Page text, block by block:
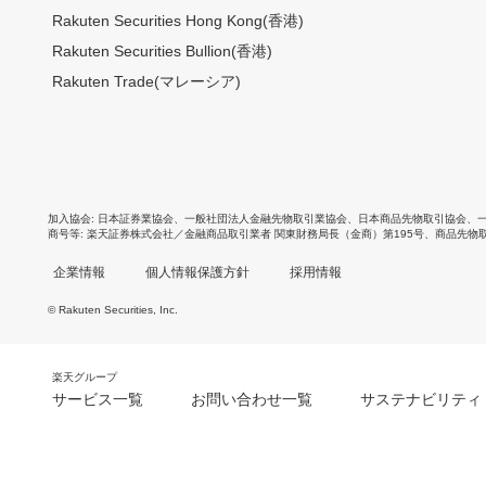
Rakuten Securities Hong Kong(香港)
Rakuten Securities Bullion(香港)
Rakuten Trade(マレーシア)
加入協会 日本証券業協会 一般社団法人金融先物取引業協会 日本商品先物取引協会
商号等 楽天証券株式会社／金融商品取引業者 関東財務局長（金商）第195号、商品先物
企業情報 個人情報保護方針 採用情報
© Rakuten Securities, Inc.
楽天グループ
サービス一覧 お問い合わせ一覧 サステナビリティ